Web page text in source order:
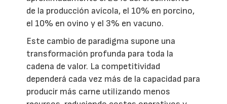
de la producción avícola, el 10% en porcino,
el 10% en ovino y el 3% en vacuno.
Este cambio de paradigma supone una
transformación profunda para toda la
cadena de valor. La competitividad
dependerá cada vez más de la capacidad para
producir más carne utilizando menos